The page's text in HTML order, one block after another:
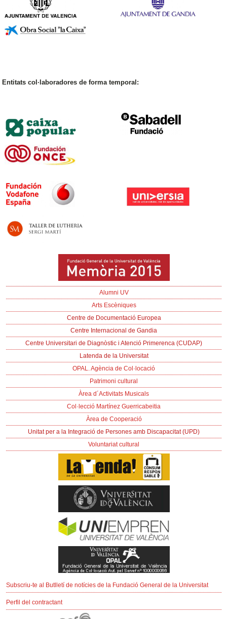
Entitats col·laboradores de formatemporal :
Alumni UV
Arts Escèniques
Centre de Documentació Europea
Centre Internacional de Gandia
Centre Universitari de Diagnòstic i Atenció Primerenca (CUDAP)
Latenda de la Universitat
OPAL. Agència de Col·locació
Patrimoni cultural
Àrea d´Activitats Musicals
Col·lecció Martínez Guerricabeitia
Àrea de Cooperació
Unitat per a la Integració de Persones amb Discapacitat (UPD)
Voluntariat cultural
Subscriu-te al Butlletí de notícies de la Fundació General de la Universitat
Perfil del contractant